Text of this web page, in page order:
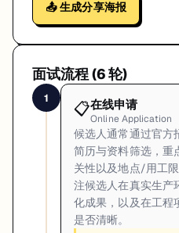
📤 生成分享海报
面试流程 (6轮)
1
📋在线申请
Online Application
候选人通常通过官方
简历与资料筛选，重
关性以及地点/用工
注候选人在真实生产
化成果，以及在工程
是否清晰。